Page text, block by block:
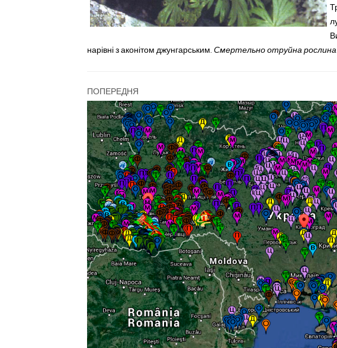
нарівні з аконітом джунгарським.Смертельно отруйна рослина
ПОПЕРЕДНЯ